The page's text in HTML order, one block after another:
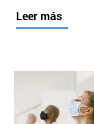
Leer más